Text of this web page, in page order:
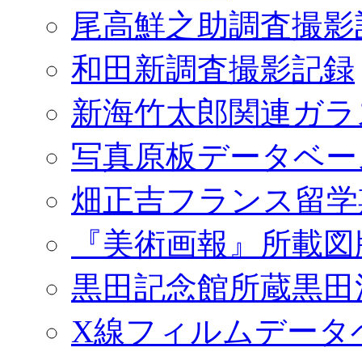
尾高鮮之助調査撮
和田新調査撮影記録
新海竹太郎関連ガ
写真原板データベ
畑正吉フランス留
『美術画報』所載
黒田記念館所蔵黒
X線フィルムデータ